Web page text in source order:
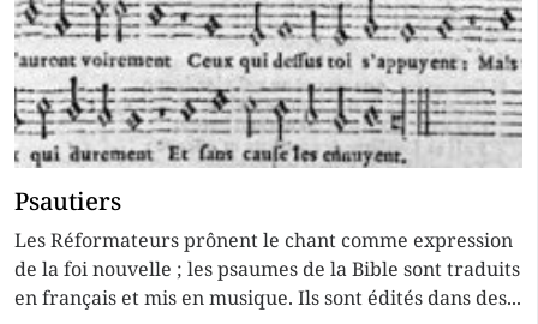
Psautiers
Les Réformateurs prônent le chant comme expression
de la foi nouvelle ; les psaumes de la Bible sont traduits
en français et mis en musique. Ils sont édités dans des...